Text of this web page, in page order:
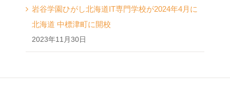
岩谷学園ひがし北海道IT専門学校が2024年4月に
北海道 中標津町に開校
2023年11月30日